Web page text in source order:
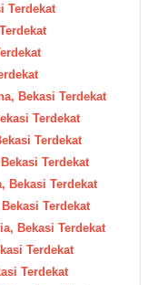
Terdekat
Bekasi Terdekat
Terdekat
Terdekat
Terdekat
Bekasi Terdekat
Terdekat
Bekasi Terdekat
Terdekat
Terdekat